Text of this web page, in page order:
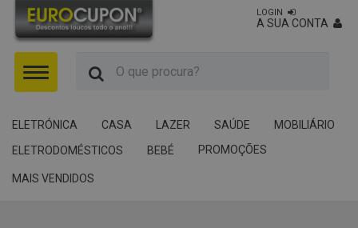
Menu
LOGIN
A SUA CONTA
ELETRÓNICA CASA LAZER SAÚDE
MOBILIÁRIO
ELETRODOMÉSTICOS
BEBÉ PROMOÇÕES
MAIS VENDIDOS